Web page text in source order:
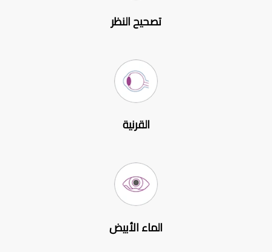
تصحيح النظر
القرنية
الماء الأبيض